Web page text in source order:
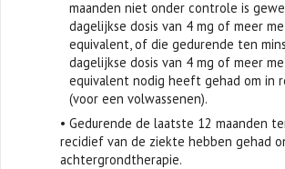
maanden niet onder controle is
dagelijkse dosis van 4 mg of meer
equivalent, of die gedurende ten
dagelijkse dosis van 4 mg of meer
equivalent nodig heeft gehad om in
(voor een volwassenen).
• Gedurende de laatste 12 maanden
recidief van de ziekte hebben gehad
achtergrondtherapie.